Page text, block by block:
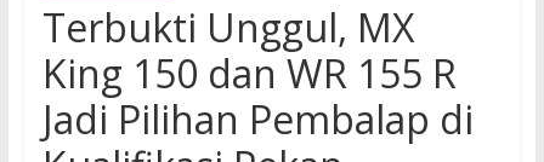
Terbukti Unggul, MX
King 150 dan WR 155 R
Jadi Pilihan Pembalap di